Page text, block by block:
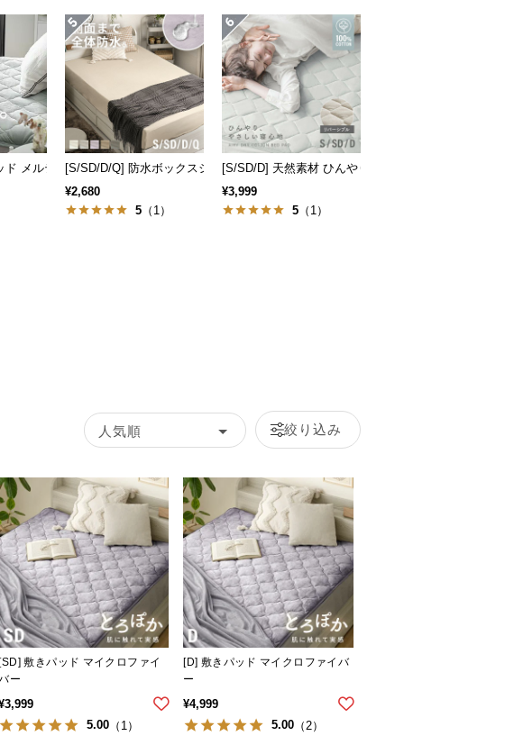
メルティータッチ マイクロファイバー
[S/SD/D/Q] 防水ボックスシーツ
¥2,680
5 （1）
[S/SD/D] 天然素材 ひんやり敷きパッド 綿100% リバ
¥3,999
5 （1）
人気順 絞り込み
敷きパッド マイクロファイ
ー
3,999
5.00 （1）
[D] 敷きパッド マイクロファイバ
ー
¥4,999
5.00 （2）